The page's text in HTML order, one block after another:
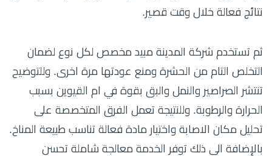
نتائج فعالة خلال وقت قصير.
ثم تستخدم شركة المدينة مبيد مخصص لكل نوع لضمان
التخلص التام من الحشرة ومنع عودتها مرة اخرى. وللتوضيح
تنتشر الصراصير والنمل والبق بقوة في ام القيوين بسبب
الحرارة والرطوبة. وللنتيجة تعمل الفرق المتخصصة على
تحليل مكان الاصابة واختيار مادة فعالة تناسب طبيعة المناخ.
بالإضافة الى ذلك توفر الخدمة معالجة شاملة تحسن